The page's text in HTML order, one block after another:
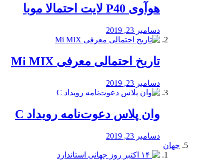
هوآوی P40 لایت احتمالا موبا
دسامبر 23, 2019
تاریخ احتمالی معرفی Mi MIX
دسامبر 23, 2019
وان پلاس دعوت‌نامه رویداد C
دسامبر 23, 2019
جهان